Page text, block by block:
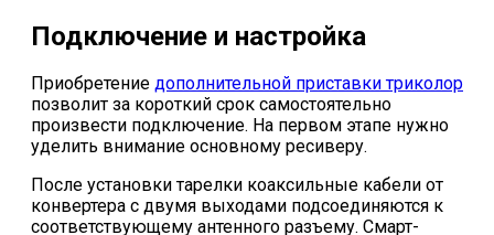
Подключение и настройка
Приобретение дополнительной приставки триколор
позволит за короткий срок самостоятельно
произвести подключение. На первом этапе нужно
уделить внимание основному ресиверу.
После установки тарелки коаксильные кабели от
конвертера с двумя выходами подсоединяются к
соответствующему антенного разъему. Смарт-